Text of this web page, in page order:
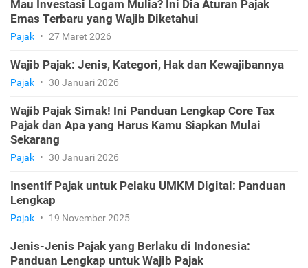
Mau Investasi Logam Mulia? Ini Dia Aturan Pajak
Emas Terbaru yang Wajib Diketahui
Pajak • 27 Maret 2026
Wajib Pajak: Jenis, Kategori, Hak dan Kewajibannya
Pajak • 30 Januari 2026
Wajib Pajak Simak! Ini Panduan Lengkap Core Tax
Pajak dan Apa yang Harus Kamu Siapkan Mulai
Sekarang
Pajak • 30 Januari 2026
Insentif Pajak untuk Pelaku UMKM Digital: Panduan
Lengkap
Pajak • 19 November 2025
Jenis-Jenis Pajak yang Berlaku di Indonesia:
Panduan Lengkap untuk Wajib Pajak